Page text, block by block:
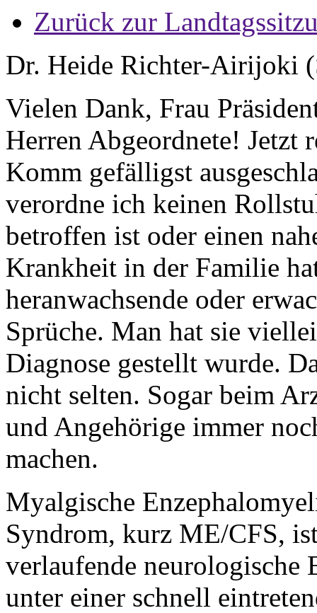
Zurück zur
Dr. Heide Richter-Airijoki
Vielen Dank, Frau
Herren Abgeordnete! Jetzt
Komm gefälligst
verordne ich keinen
betroffen ist oder einen
Krankheit in der Familie
heranwachsende oder
Sprüche. Man hat sie
Diagnose gestellt wurde.
nicht selten. Sogar beim
und Angehörige immer
machen.
Myalgische
Syndrom, kurz ME/CFS,
verlaufende neurologische
unter einer schnell